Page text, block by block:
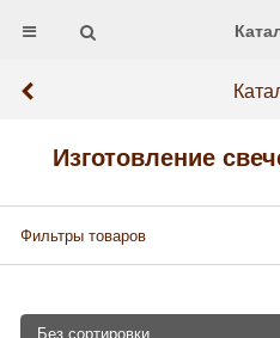
Изготовление
Фильтры товаров